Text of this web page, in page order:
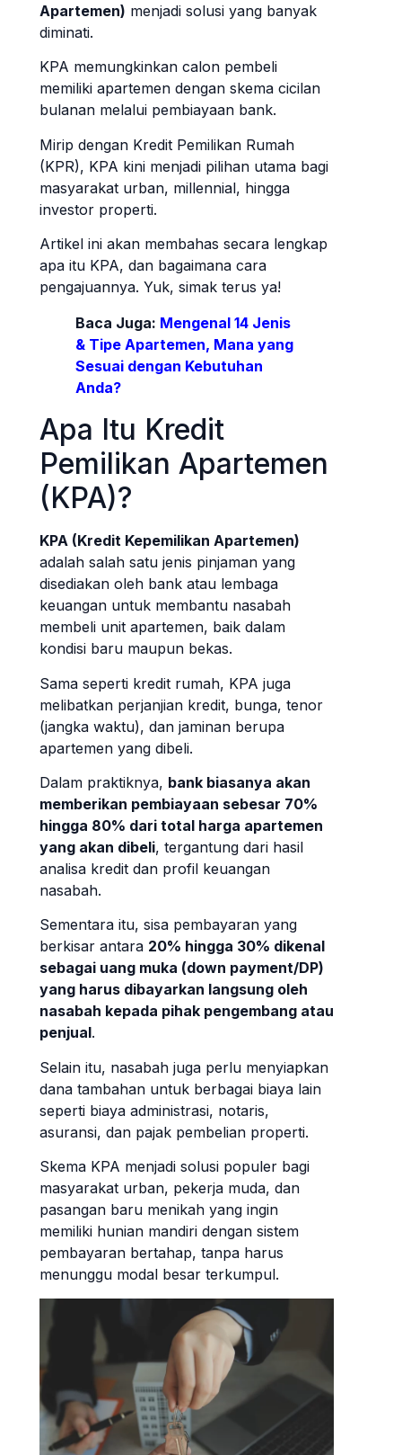
Apartemen) menjadi solusi yang banyak
diminati.
KPA memungkinkan calon pembeli
memiliki apartemen dengan skema cicilan
bulanan melalui pembiayaan bank.
Mirip dengan Kredit Pemilikan Rumah
(KPR), KPA kini menjadi pilihan utama bagi
masyarakat urban, millennial, hingga
investor properti.
Artikel ini akan membahas secara lengkap
apa itu KPA, dan bagaimana cara
pengajuannya. Yuk, simak terus ya!
Baca Juga: Mengenal 14 Jenis
& Tipe Apartemen, Mana yang
Sesuai dengan Kebutuhan
Anda?
Apa Itu Kredit
Pemilikan Apartemen
(KPA)?
KPA (Kredit Kepemilikan Apartemen)
adalah salah satu jenis pinjaman yang
disediakan oleh bank atau lembaga
keuangan untuk membantu nasabah
membeli unit apartemen, baik dalam
kondisi baru maupun bekas.
Sama seperti kredit rumah, KPA juga
melibatkan perjanjian kredit, bunga, tenor
(jangka waktu), dan jaminan berupa
apartemen yang dibeli.
Dalam praktiknya, bank biasanya akan
memberikan pembiayaan sebesar 70%
hingga 80% dari total harga apartemen
yang akan dibeli, tergantung dari hasil
analisa kredit dan profil keuangan
nasabah.
Sementara itu, sisa pembayaran yang
berkisar antara 20% hingga 30% dikenal
sebagai uang muka (down payment/DP)
yang harus dibayarkan langsung oleh
nasabah kepada pihak pengembang atau
penjual.
Selain itu, nasabah juga perlu menyiapkan
dana tambahan untuk berbagai biaya lain
seperti biaya administrasi, notaris,
asuransi, dan pajak pembelian properti.
Skema KPA menjadi solusi populer bagi
masyarakat urban, pekerja muda, dan
pasangan baru menikah yang ingin
memiliki hunian mandiri dengan sistem
pembayaran bertahap, tanpa harus
menunggu modal besar terkumpul.